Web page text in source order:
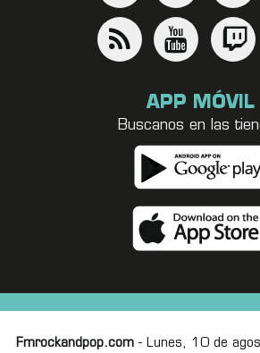
APP MÓVIL
Buscanos en las
Fmrockandpop.com- Lunes, 10 de